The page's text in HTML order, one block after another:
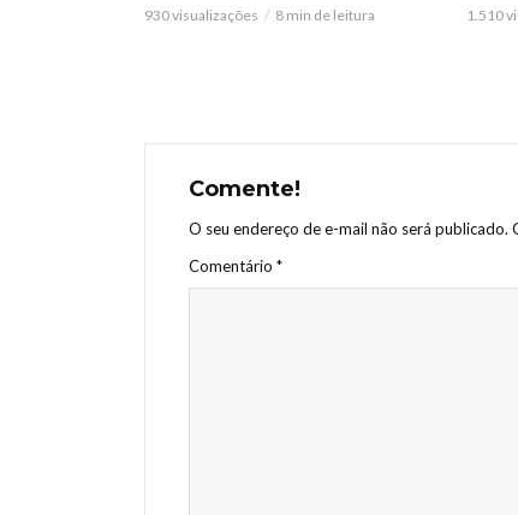
930 visualizações 8 min de leitura 1.510
Comente!
O seu endereço de e-mail não será publicado.
Comentário *